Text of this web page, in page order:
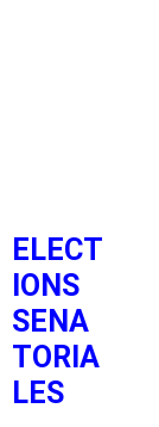
ELECT
IONS
SENA
TORIA
LES